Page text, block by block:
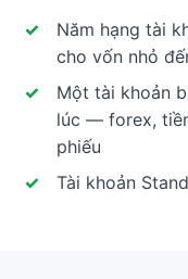
Năm hạng tài
cho vốn nhỏ
Một tài khoản
lúc — forex,
phiếu
Tài khoản